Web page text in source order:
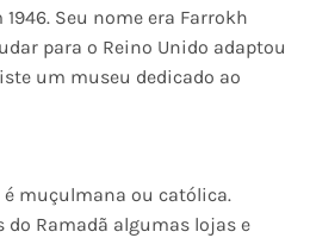
Seu nome era Farrokh
para o Reino Unido adaptou
um museu dedicado ao
muçulmana ou católica.
do Ramadã algumas lojas e